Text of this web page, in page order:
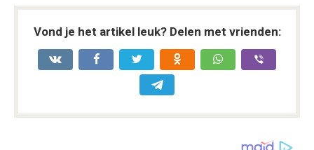
Vond je het artikel leuk? Delen met vrienden: